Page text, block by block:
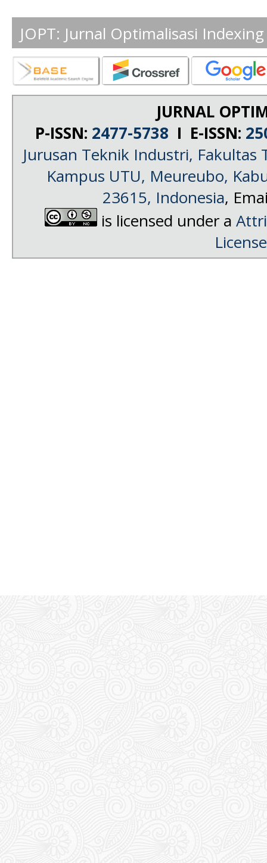
JOPT: Jurnal Optimalisasi
JURNAL
P-ISSN: 2477-5738 I E-ISSN:
Jurusan Teknik Industri, Fakultas
Kampus UTU, Meureubo,
23615, Indonesia,
is licensed under a
License